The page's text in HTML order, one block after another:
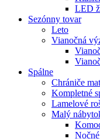
LED
Sezónny tovar
Leto
Vianočná
Spálne
Chrániče
Kompletné
Lamelové
Malý